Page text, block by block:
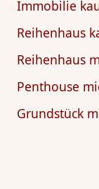
Immobilie
Reihenhaus
Reihenhaus
Penthouse
Grundstück